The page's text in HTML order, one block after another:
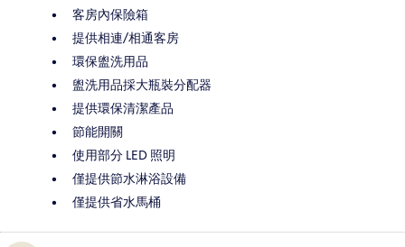
客房內保險箱
提供相連/相通客房
環保盥洗用品
盥洗用品採大瓶裝分配器
提供環保清潔產品
節能開關
使用部分 LED 照明
僅提供節水淋浴設備
僅提供省水馬桶